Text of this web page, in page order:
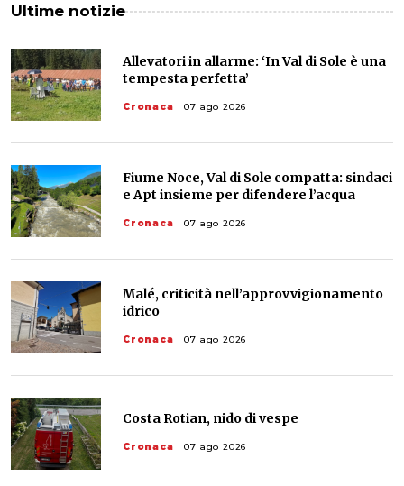
Ultime notizie
Allevatori in allarme: ‘In Val di Sole è una
tempesta perfetta’
Cronaca 07 ago 2026
Fiume Noce, Val di Sole compatta: sindaci
e Apt insieme per difendere l’acqua
Cronaca 07 ago 2026
Malé, criticità nell’approvvigionamento
idrico
Cronaca 07 ago 2026
Costa Rotian, nido di vespe
Cronaca 07 ago 2026